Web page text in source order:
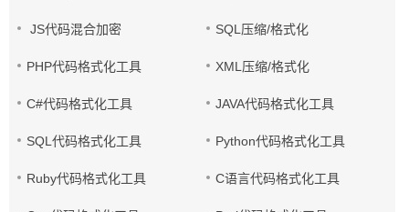
JS代码混合加密 SQL压缩/格式化
PHP代码格式化工具 XML压缩/格式化
C#代码格式化工具 JAVA代码格式化工具
SQL代码格式化工具 Python代码格式化工具
Ruby代码格式化工具 C语言代码格式化工具